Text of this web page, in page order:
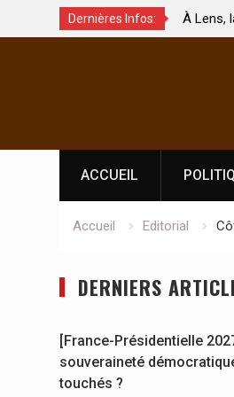
Dernières Infos:
avait été brûlée avec son bébé
ACCUEIL
Accueil Editorial
DERNIERS
[France-Présidentielle
souveraineté
touchés ?